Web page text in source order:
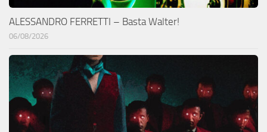
ALESSANDRO FERRETTI – Basta Walter!
06/08/2026